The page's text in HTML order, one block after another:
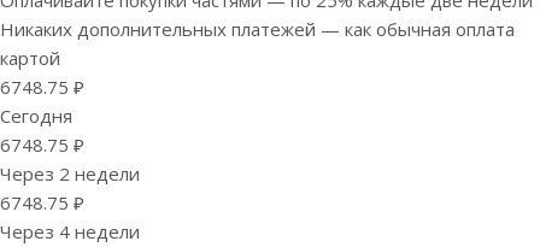
Никаких дополнительных платежей — как обычная оплата
картой
6748.75 ₽
Сегодня
6748.75 ₽
Через 2 недели
6748.75 ₽
Через 4 недели